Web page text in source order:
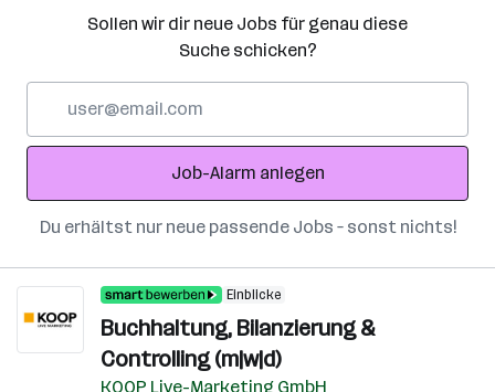
Sollen wir dir neue Jobs für genau diese
Suche schicken?
Adresse
Job-Alarm anlegen
Du erhältst nur neue passende Jobs – sonst nichts!
Einblicke
Buchhaltung, Bilanzierung &
Controlling (m|w|d)
KOOP Live-Marketing GmbH